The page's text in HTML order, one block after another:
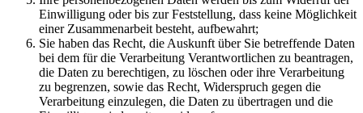
Einwilligung oder bis zur Feststellung, dass keine Möglichkeit
einer Zusammenarbeit besteht, aufbewahrt;
Sie haben das Recht, die Auskunft über Sie betreffende Daten
bei dem für die Verarbeitung Verantwortlichen zu beantragen,
die Daten zu berechtigen, zu löschen oder ihre Verarbeitung
zu begrenzen, sowie das Recht, Widerspruch gegen die
Verarbeitung einzulegen, die Daten zu übertragen und die